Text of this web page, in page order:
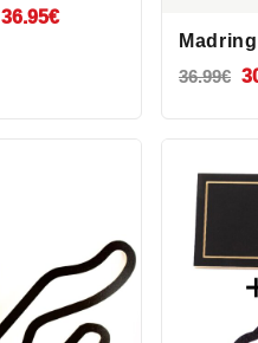
36.95€
36.99€